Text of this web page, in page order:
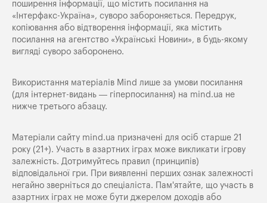
поширення iнформацiї, що мiстить посилання на
«Iнтерфакс-Україна», суворо забороняється. Передрук,
копіювання або відтворення інформації, яка містить
посилання на агентство «Українські Новини», в будь-якому
вигляді суворо заборонено.
Використання матеріалів Mind лише за умови посилання
(для інтернет-видань — гіперпосилання) на mind.ua не
нижче третього абзацу.
Матеріали сайту mind.ua призначені для осіб старше 21
року (21+). Участь в азартних іграх може викликати ігрову
залежність. Дотримуйтесь правил (принципів)
відповідальної гри. При виявленні перших ознак залежності
негайно зверніться до спеціаліста. Пам'ятайте, що участь в
азартних іграх не може бути джерелом доходів або